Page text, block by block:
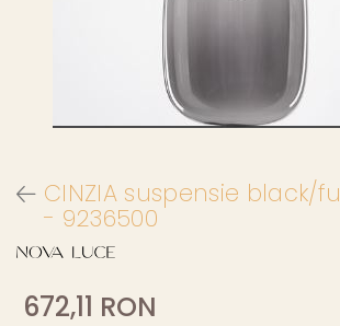
CINZIA suspensie black/
- 9236500
672,11 RON